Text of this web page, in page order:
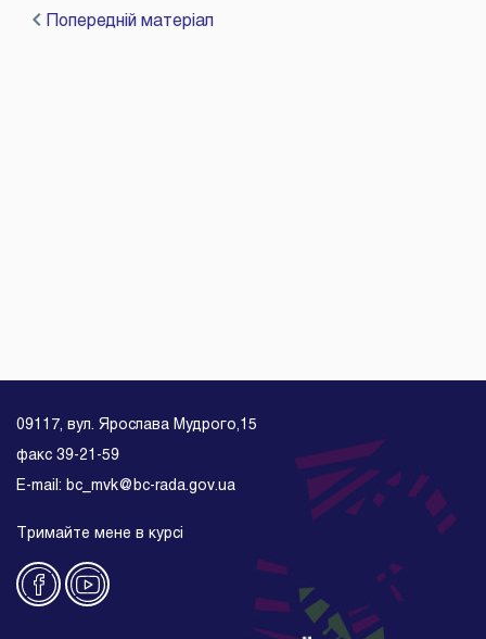
Попередній матеріал
09117, вул. Ярослава Мудрого,15
факс 39-21-59
E-mail: bc_mvk@bc-rada.gov.ua
Тримайте мене в курсі